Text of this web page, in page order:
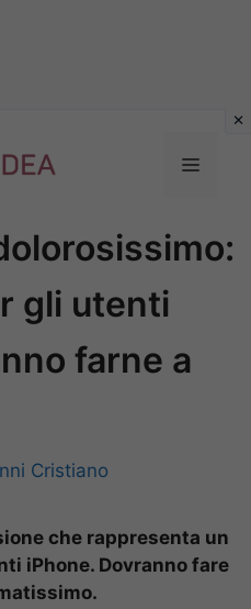
Menu
gli utenti
farne a
Cristiano
che rappresenta un
iPhone. Dovranno fare